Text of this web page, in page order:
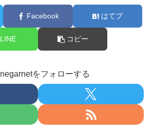
Facebook はてブ
LINE コピー
をフォローする